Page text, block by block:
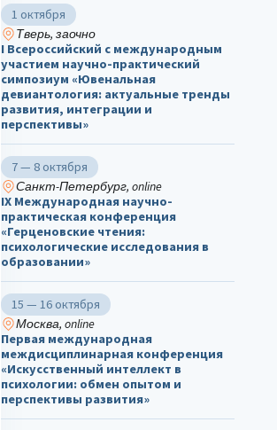
1 октября
Тверь, заочно
I Всероссийский с международным
участием научно-практический
симпозиум «Ювенальная
девиантология: актуальные тренды
развития, интеграции и
перспективы»
7 — 8 октября
Санкт-Петербург, online
IX Международная научно-
практическая конференция
«Герценовские чтения:
психологические исследования в
образовании»
15 — 16 октября
Москва, online
Первая международная
междисциплинарная конференция
«Искусственный интеллект в
психологии: обмен опытом и
перспективы развития»